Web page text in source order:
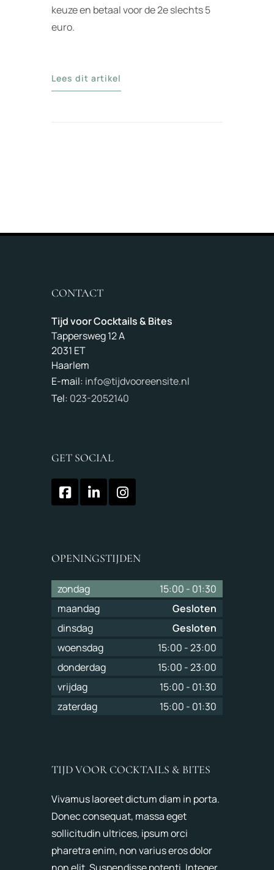
keuze en betaal voor de 2e slechts 5
euro.
Lees dit artikel
CONTACT
Tijd voor Cocktails & Bites
Tappersweg 12 A
2031 ET
Haarlem
E-mail: info@tijdvooreensite.nl
Tel: 023-2052140
GET SOCIAL
OPENINGSTIJDEN
zondag 15:00 - 01:30
maandag
Gesloten
dinsdag
Gesloten
woensdag
15:00 -23:00
donderdag
15:00 -23:00
vrijdag
15:00 - 01:30
zaterdag
15:00 - 01:30
TIJD VOOR COCKTAILS & BITES
Vivamus laoreet dictum diam in porta.
Donec consequat, massa eget
sollicitudin ultrices, ipsum orci
pharetra enim, non varius eros dolor